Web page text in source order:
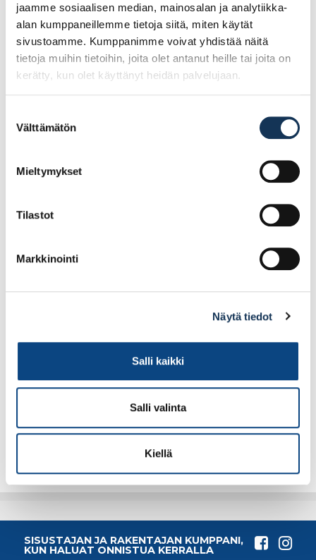
jaamme sosiaalisen median, mainosalan ja analytiikka-
alan kumppaneillemme tietoja siitä, miten käytät
sivustoamme. Kumppanimme voivat yhdistää näitä
tietoja muihin tietoihin, joita olet antanut heille tai joita on
kerätty, kun olet käyttänyt heidän palvelujaan.
valinta
Välttämätön
Mieltymykset
Tilastot
Markkinointi
Näytä tiedot
Salli kaikki
Salli valinta
Kiellä
Ikkuna-avain Paula
kromattu
Avainkilpi
teräs/harjattu kromi
Ikkuna-avain Paula
Avainkilpi
3.11€ /kpl
SISUSTAJAN JA RAKENTAJAN KUMPPANI,
KUN HALUAT ONNISTUA KERRALLA